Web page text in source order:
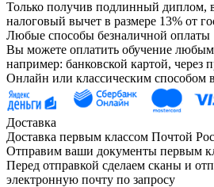
Только получив подлинный диплом,
налоговый вычет в размере 13% от
Любые способы безналичной оплаты
Вы можете оплатить обучение
например: банковской картой, через
Онлайн или классическим способом
Доставка
Доставка первым классом Почтой
Отправим ваши документы первым
Перед отправкой сделаем сканы и
электронную почту по запросу